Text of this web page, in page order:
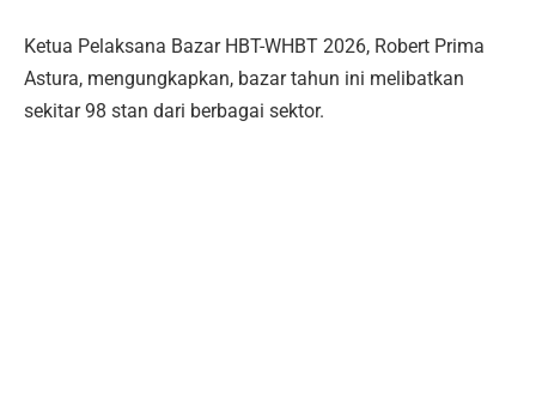
Ketua Pelaksana Bazar HBT-WHBT 2026, Robert Prima
Astura, mengungkapkan, bazar tahun ini melibatkan
sekitar 98 stan dari berbagai sektor.